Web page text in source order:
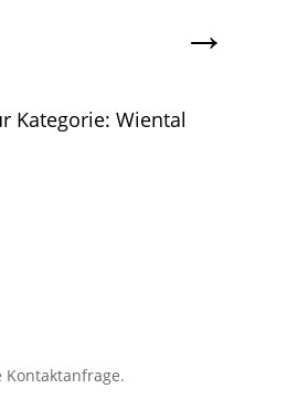
→
Kategorie: Wiental
Kontaktanfrage.